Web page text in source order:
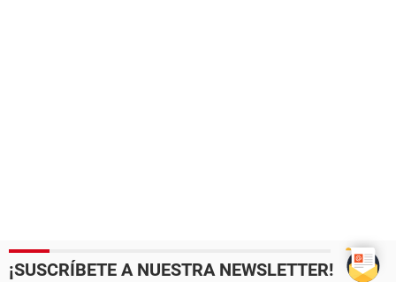
¡SUSCRÍBETE A NUESTRA NEWSLETTER!